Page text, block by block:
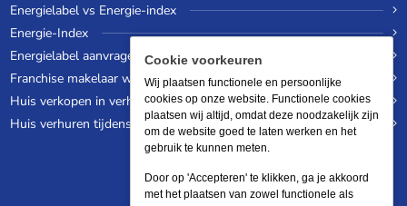
Energielabel vs Energie-index
Energie-Index
Energielabel aanvragen
Franchise makelaar worden
Huis verkopen in verhuurde staat
Huis verhuren tijdens een wereldreis
Cookie voorkeuren
Wij plaatsen functionele en persoonlijke
cookies op onze website. Functionele cookies
plaatsen wij altijd, omdat deze noodzakelijk zijn
om de website goed te laten werken en het
gebruik te kunnen meten.
Door op 'Accepteren' te klikken, ga je akkoord
met het plaatsen van zowel functionele als